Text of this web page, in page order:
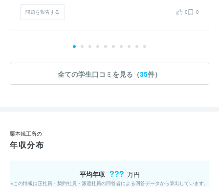
問題を報告する 0 0
全ての学生口コミを見る（35件）
栗本鐵工所の
年収分布
平均年収 ??? 万円
※この情報は正社員・契約社員・派遣社員の回答者による回答データから算出しています。